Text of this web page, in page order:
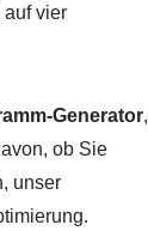
vier
Generator,
ob Sie
unser